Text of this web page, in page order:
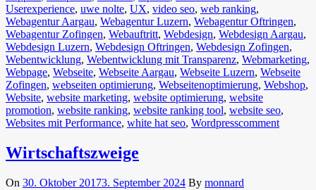
Userexperience, uwe nolte, UX, video seo, web ranking,
Webagentur Aargau, Webagentur Luzern, Webagentur Oftringen,
Webagentur Zofingen, Webauftritt, Webdesign, Webdesign Aargau,
Webdesign Luzern, Webdesign Oftringen, Webdesign Zofingen,
Webentwicklung, Webentwicklung mit Transparenz, Webmarketing,
Webpage, Webseite, Webseite Aargau, Webseite Luzern, Webseite
Zofingen, webseiten optimierung, Webseitenoptimierung, Webshop,
Website, website marketing, website optimierung, website
promotion, website ranking, website ranking tool, website seo,
Websites mit Performance, white hat seo, Wordpresscomment
Wirtschaftszweige
On 30. Oktober 20173. September 2024 By monnard